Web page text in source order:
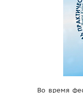
Во время